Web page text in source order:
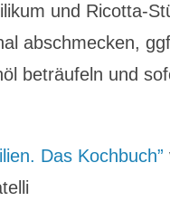
und Ricotta-
abschmecken,
beträufeln und
Das Kochbuch”